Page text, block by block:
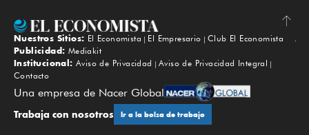
Subir
Nuestros Sitios: El Economista El Empresario
Club El Economista
Publicidad: Mediakit
Institucional: Aviso de Privacidad
Aviso de Privacidad Integral
Contacto
Una empresa de Nacer Global
Trabaja con nosotros Ir a la bolsa de trabajo